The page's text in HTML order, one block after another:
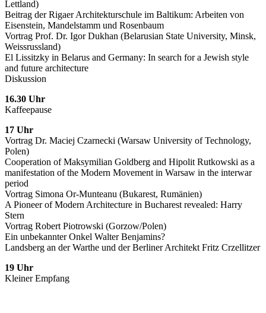
Lettland)
Beitrag der Rigaer Architekturschule im Baltikum: Arbeiten von
Eisenstein, Mandelstamm und Rosenbaum
Vortrag Prof. Dr. Igor Dukhan (Belarusian State University, Minsk,
Weissrussland)
El Lissitzky in Belarus and Germany: In search for a Jewish style
and future architecture
Diskussion
16.30 Uhr
Kaffeepause
17 Uhr
Vortrag Dr. Maciej Czarnecki (Warsaw University of Technology,
Polen)
Cooperation of Maksymilian Goldberg and Hipolit Rutkowski as a
manifestation of the Modern Movement in Warsaw in the interwar
period
Vortrag Simona Or-Munteanu (Bukarest, Rumänien)
A Pioneer of Modern Architecture in Bucharest revealed: Harry
Stern
Vortrag Robert Piotrowski (Gorzow/Polen)
Ein unbekannter Onkel Walter Benjamins?
Landsberg an der Warthe und der Berliner Architekt Fritz Crzellitzer
19 Uhr
Kleiner Empfang